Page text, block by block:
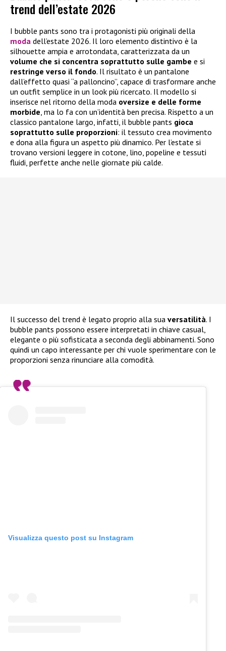
trend dell’estate 2026
I bubble pants sono tra i protagonisti più originali della
moda dell’estate 2026. Il loro elemento distintivo è la
silhouette ampia e arrotondata, caratterizzata da un
volume che si concentra soprattutto sulle gambe e si
restringe verso il fondo. Il risultato è un pantalone
dall’effetto quasi “a palloncino”, capace di trasformare anche
un outfit semplice in un look più ricercato. Il modello si
inserisce nel ritorno della moda oversize e delle forme
morbide , ma lo fa con un’identità ben precisa. Rispetto a un
classico pantalone largo, infatti, il bubble pants gioca
soprattutto sulle proporzioni: il tessuto crea movimento
e dona alla figura un aspetto più dinamico. Per l’estate si
trovano versioni leggere in cotone, lino, popeline e tessuti
fluidi, perfette anche nelle giornate più calde.
Il successo del trend è legato proprio alla sua versatilità. I
bubble pants possono essere interpretati in chiave casual,
elegante o più sofisticata a seconda degli abbinamenti. Sono
quindi un capo interessante per chi vuole sperimentare con le
proporzioni senza rinunciare alla comodità.
Visualizza questo post su Instagram